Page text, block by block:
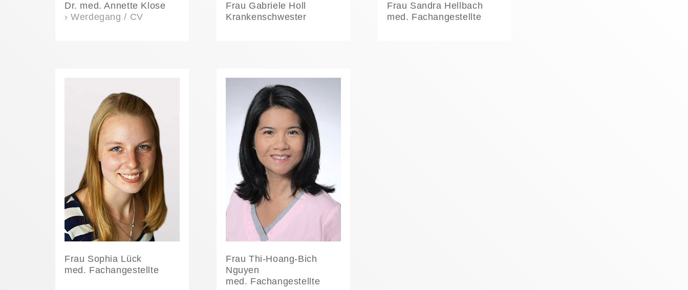
Dr. med. Annette Klose
› Werdegang / CV
Frau Gabriele Holl
Krankenschwester
Frau Sandra Hellbach
med. Fachangestellte
Frau Sophia Lück
med. Fachangestellte
Frau Thi-Hoang-Bich
Nguyen
med. Fachangestellte